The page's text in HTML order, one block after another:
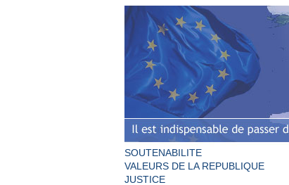
SOUTENABILITE
VALEURS DE LA REPUBLIQUE
JUSTICE